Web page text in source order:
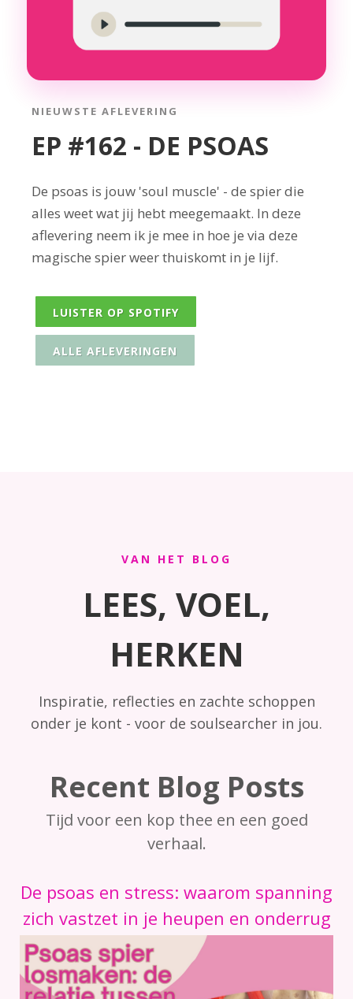
NIEUWSTE AFLEVERING
EP #162 - DE PSOAS
De psoas is jouw 'soul muscle' - de spier die
alles weet wat jij hebt meegemaakt. In deze
aflevering neem ik je mee in hoe je via deze
magische spier weer thuiskomt in je lijf.
LUISTER OP SPOTIFY
ALLE AFLEVERINGEN
VAN HET BLOG
LEES, VOEL,
HERKEN
Inspiratie, reflecties en zachte schoppen
onder je kont - voor de soulsearcher in jou.
Recent Blog Posts
Tijd voor een kop thee en een goed
verhaal.
De psoas en stress: waarom spanning
zich vastzet in je heupen en onderrug